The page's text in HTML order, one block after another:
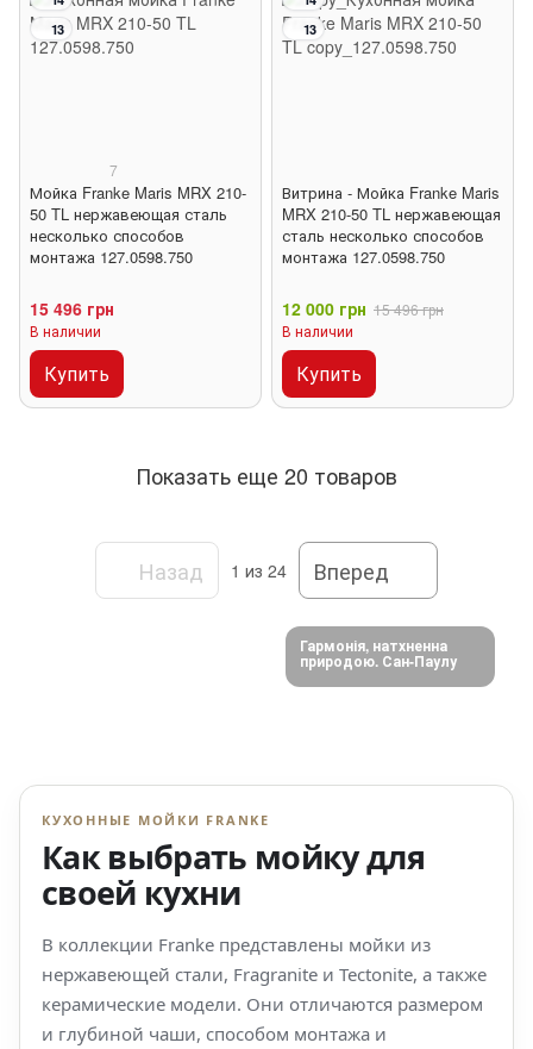
13
7
Мойка Franke Maris MRX 210-
50 TL нержавеющая сталь
несколько способов
монтажа 127.0598.750
15 496 грн
В наличии
Купить
13
Витрина - Мойка Franke Maris
MRX 210-50 TL нержавеющая
сталь несколько способов
монтажа 127.0598.750
12 000 грн 15 496 грн
В наличии
Купить
Показать еще 20 товаров
Назад 1 из 24 Вперед
Гармонія, натхненна
природою. Сан-Паулу
КУХОННЫЕ МОЙКИ FRANKE
Как выбрать мойку для
своей кухни
В коллекции Franke представлены мойки из
нержавеющей стали, Fragranite и Tectonite, а также
керамические модели. Они отличаются размером
и глубиной чаши, способом монтажа и